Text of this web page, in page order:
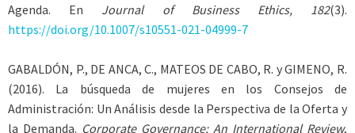
Agenda. En Journal of Business Ethics, 182(3).
https://doi.org/10.1007/s10551-021-04999-7
GABALDÓN, P., DE ANCA, C., MATEOS DE CABO, R. yGIMENO, R.
(2016). La búsqueda de mujeres en los Consejos de
Administración: Un Análisis desde la Perspectiva de la Oferta y
la Demanda. Corporate Governance: An International Review,